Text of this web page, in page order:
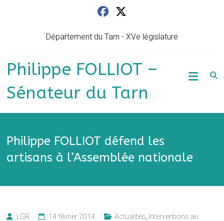
Département du Tarn - XVe législature
Philippe FOLLIOT –
Sénateur du Tarn
Philippe FOLLIOT défend les
artisans à l’Assemblée nationale
LGR 14 février 2014 Actualités
Interventions au